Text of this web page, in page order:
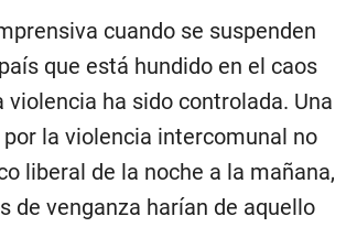
cuando se suspenden
que está hundido en el caos
ha sido controlada. Una
la violencia intercomunal no
liberal de la noche a la mañana,
de venganza harían de aquello